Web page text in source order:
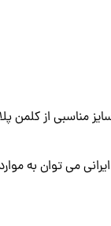
مناسبی از کلمن
می توان به موارد